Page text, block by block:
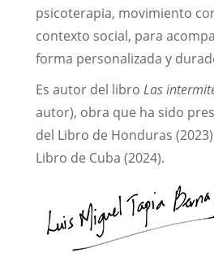
psicoterapia, movimiento
contexto social, para
forma personalizada y
Es autor del libro Las
autor), obra que ha sido
del Libro de Honduras
Libro de Cuba (2024).